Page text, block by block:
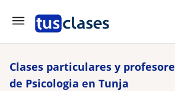
Clases particulares y
de Psicologia en Tunja